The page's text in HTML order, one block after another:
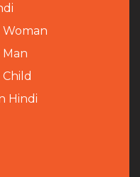
Woman
Hindi